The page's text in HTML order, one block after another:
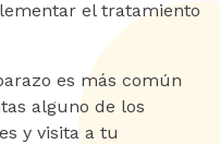
el tratamiento
es más común
alguno de los
y visita a tu